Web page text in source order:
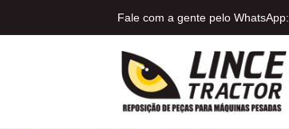
Fale com a gente pelo